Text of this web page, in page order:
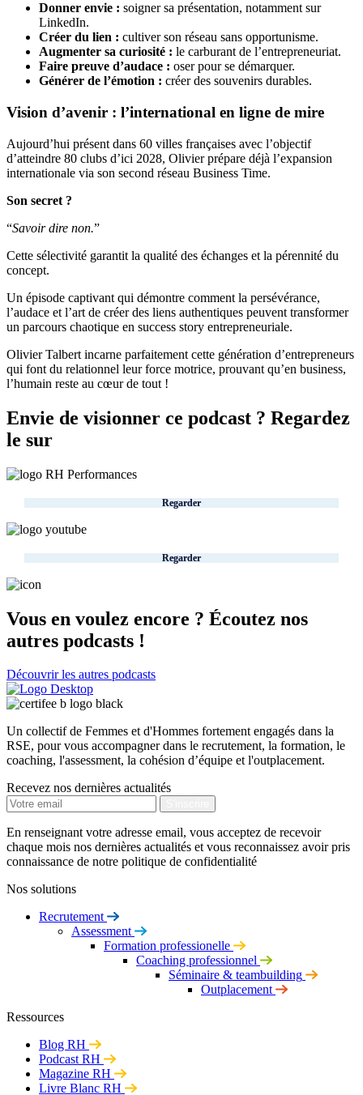
Donner envie : soigner sa présentation, notamment sur
LinkedIn.
Créer du lien : cultiver son réseau sans opportunisme.
Augmenter sa curiosité : le carburant de l’entrepreneuriat.
Faire preuve d’audace : oser pour se démarquer.
Générer de l’émotion : créer des souvenirs durables.
Vision d’avenir : l’international en ligne de mire
Aujourd’hui présent dans 60 villes françaises avec l’objectif
d’atteindre 80 clubs d’ici 2028, Olivier prépare déjà l’expansion
internationale via son second réseau Business Time.
Son secret ?
“Savoir dire non.”
Cette sélectivité garantit la qualité des échanges et la pérennité du
concept.
Un épisode captivant qui démontre comment la persévérance,
l’audace et l’art de créer des liens authentiques peuvent transformer
un parcours chaotique en success story entrepreneuriale.
Olivier Talbert incarne parfaitement cette génération d’entrepreneurs
qui font du relationnel leur force motrice, prouvant qu’en business,
l’humain reste au cœur de tout !
Envie de visionner ce podcast ? Regardez
le sur
Regarder
Regarder
Vous en voulez encore ? Écoutez nos
autres podcasts !
Découvrir les autres podcasts
Un collectif de Femmes et d'Hommes fortement engagés dans la
RSE, pour vous accompagner dans le recrutement, la formation, le
coaching, l'assessment, la cohésion d’équipe et l'outplacement.
Recevez nos dernières actualités
En renseignant votre adresse email, vous acceptez de recevoir
chaque mois nos dernières actualités et vous reconnaissez avoir pris
connaissance de notre politique de confidentialité
Nos solutions
Recrutement
Assessment
Formation professionelle
Coaching professionnel
Séminaire & teambuilding
Outplacement
Ressources
Blog RH
Podcast RH
Magazine RH
Livre Blanc RH